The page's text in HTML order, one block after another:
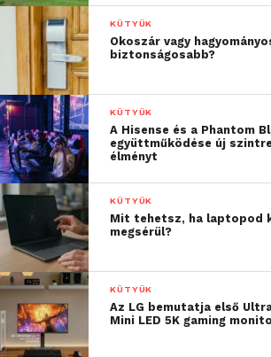
mikrofonjának és az AI-alapú
köszönhetően a beszélgetések
A Space 2-t kifejezetten hosszú
tervezték, aktív zajszűréssel (ANC)
enélkül akár 70 órát bír. Amennyiben
akkumulátor lemerül, egy
gyorstöltés is akár további 4 órányi
tesz lehetővé.
A felhasználók a HearID 3.0
személyre is szabhatják a hangzást: a
felméri a hallást, és az esetlegesen
frekvenciákhoz igazítja az audio
A fejhallgató elérhető fehér színben
Notebook.hu
KÜTYÜK
Okoszár vagy
biztonságosabb?
KÜTYÜK
A Hisense és a Phantom
együttműködése új
élményt
KÜTYÜK
Mit tehetsz, ha laptopod
megsérül?
KÜTYÜK
Az LG bemutatja első
Mini LED 5K gaming